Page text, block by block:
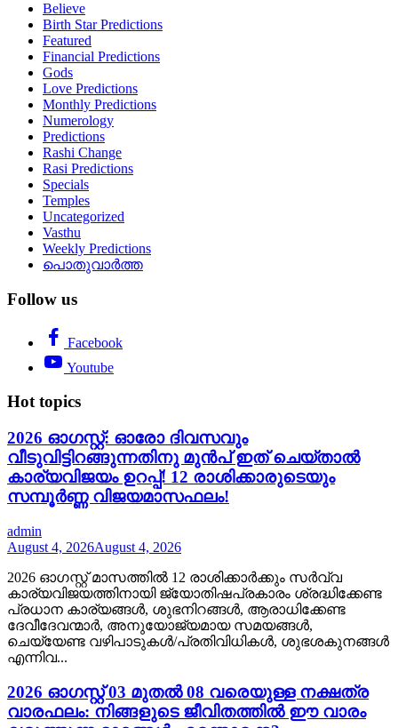
Believe
Birth Star Predictions
Featured
Financial Predictions
Gods
Love Predictions
Monthly Predictions
Numerology
Predictions
Rashi Change
Rasi Predictions
Specials
Temples
Uncategorized
Vasthu
Weekly Predictions
പൊതുവാർത്ത
Follow us
Facebook
Youtube
Hot topics
2026 ഓഗസ്റ്റ്: ഓരോ ദിവസവും
വീടുവിട്ടിറങ്ങുന്നതിനു മുൻപ് ഇത് ചെയ്താൽ
കാര്യവിജയം ഉറപ്പ്! 12 രാശിക്കാരുടെയും
സമ്പൂർണ്ണ വിജയമാസഫലം!
admin
August 4, 2026August 4, 2026
2026 ഓഗസ്റ്റ് മാസത്തിൽ 12 രാശിക്കാർക്കും സർവ്വ
കാര്യവിജയത്തിനായി ജ്യോതിഷപ്രകാരം ശ്രദ്ധിക്കേണ്ട
പ്രധാന കാര്യങ്ങൾ, ശുഭനിറങ്ങൾ, ആരാധിക്കേണ്ട
ദേവീദേവന്മാർ, അനുയോജ്യമായ സമയങ്ങൾ,
ചെയ്യേണ്ട വഴിപാടുകൾ/പ്രതിവിധികൾ, ശുഭശകുനങ്ങൾ
എന്നിവ...
2026 ഓഗസ്റ്റ് 03 മുതൽ 08 വരെയുള്ള നക്ഷത്ര
വാരഫലം: നിങ്ങളുടെ ജീവിതത്തിൽ ഈ വാരം